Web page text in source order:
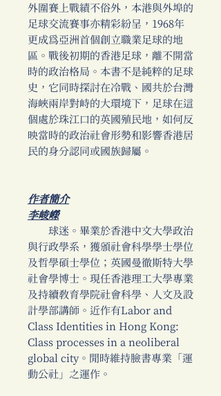
外圍賽上戰績不俗外，本港與外埠的
足球交流賽事亦精彩紛呈，1968年
更成為亞洲首個創立職業足球的地
區。戰後初期的香港足球，離不開當
時的政治格局。本書不是純粹的足球
史，它同時探討在冷戰、國共於台灣
海峽兩岸對峙的大環境下，足球在這
個處於珠江口的英國殖民地，如何反
映當時的政治社會形勢和影響香港居
民的身分認同或國族歸屬。
作者簡介
李峻嶸
球迷。畢業於香港中文大學政治
與行政學系，獲頒社會科學學士學位
及哲學碩士學位；英國曼徹斯特大學
社會學博士。現任香港理工大學專業
及持續教育學院社會科學、人文及設
計學部講師。近作有Labor and
Class Identities in Hong Kong:
Class processes in a neoliberal
global city。閒時維持臉書專業「運
動公社」之運作。